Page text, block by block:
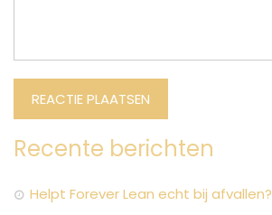
Recente berichten
Helpt Forever Lean echt bij afvallen?